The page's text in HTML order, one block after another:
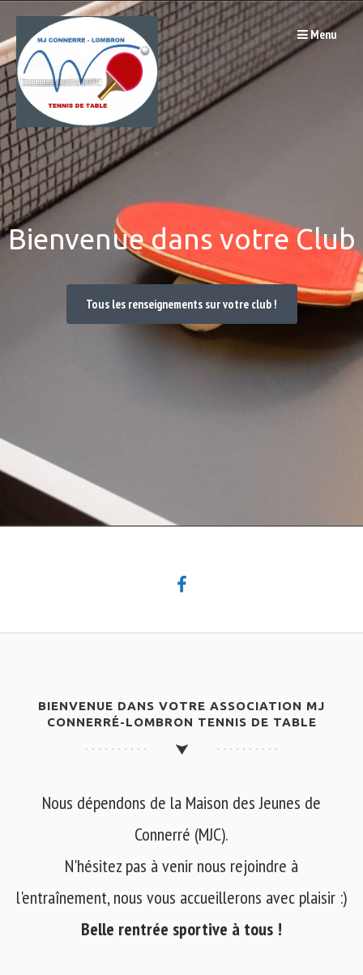
Passer
au
contenu
Menu
Bienvenue dans votre Club
Tous les renseignements sur votre club !
BIENVENUE DANS VOTRE ASSOCIATION MJ
CONNERRÉ-LOMBRON TENNIS DE TABLE
Nous dépendons de la Maison des Jeunes de
Connerré (MJC).
N'hésitez pas à venir nous rejoindre à
l'entraînement, nous vous accueillerons avec plaisir :)
Belle rentrée sportive à tous !